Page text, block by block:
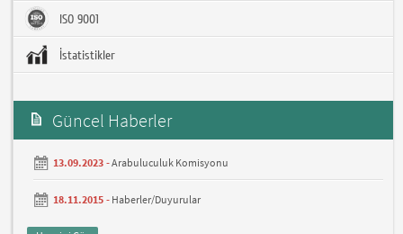
ISO 9001
İstatistikler
Güncel Haberler
13.09.2023 -Arabuluculuk Komisyonu
18.11.2015 - Haberler/Duyurular